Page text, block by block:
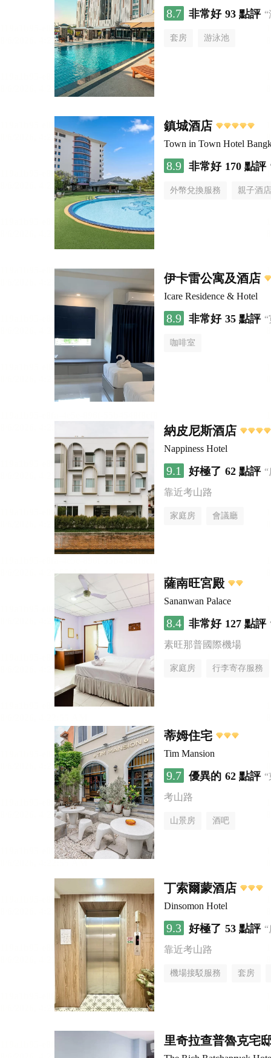
8.7 非常好 93 點評
套房 游泳池
鎮城酒店
Town in Town Hotel
8.9 非常好 170 點評
外幣兌換服務 親子酒店
伊卡雷公寓及酒店
Icare Residence & Hotel
8.9 非常好 35 點評
咖啡室
納皮尼斯酒店
Nappiness Hotel
9.1 好極了 62 點評
靠近考山路
家庭房 會議廳
薩南旺宮殿
Sananwan Palace
8.4 非常好 127 點評
素旺那普國際機場
家庭房 行李寄存服務
蒂姆住宅
Tim Mansion
9.7 優異的 62 點評
考山路
山景房 酒吧
丁索爾蒙酒店
Dinsomon Hotel
9.3 好極了 53 點評
靠近考山路
機場接駁服務 套房
里奇拉查普魯克宅